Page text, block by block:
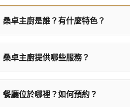
桑卓主廚是誰？有什麼特色？
桑卓主廚提供哪些服務？
餐廳位於哪裡？如何預約？